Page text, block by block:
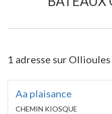
1 adresse sur Ollioules
Aa plaisance
CHEMIN KIOSQUE